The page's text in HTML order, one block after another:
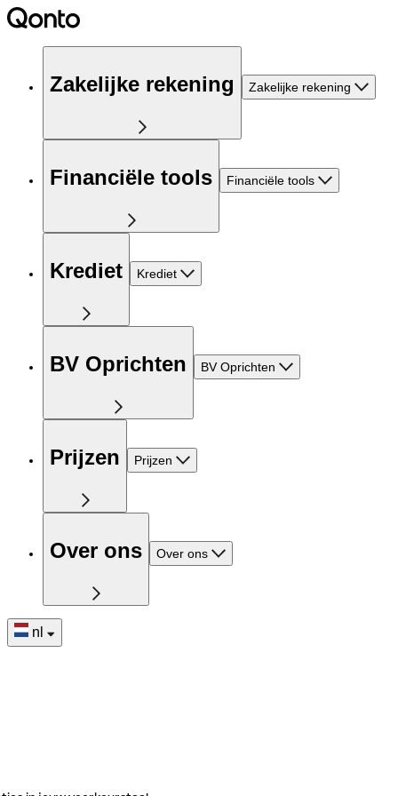
Zakelijke rekening Zakelijke rekening
Financiële tools Financiële tools
Krediet Krediet
BV Oprichten BV Oprichten
Prijzen Prijzen
Over ons Over ons
nl